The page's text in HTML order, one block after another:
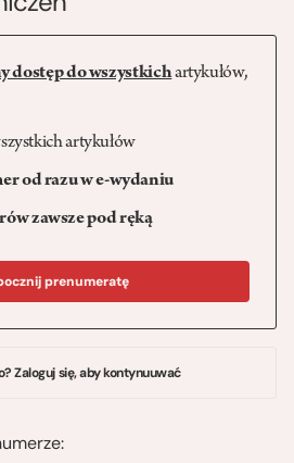
dostęp do wszystkichartykułów,
artykułów
od razu w e-wydaniu
zawsze pod ręką
prenumeratę
Zaloguj się, aby kontynuuwać